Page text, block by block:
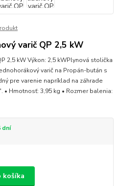
varič QP 2,5 kW
2,5 kW Výkon: 2,5 kWPlynová stolička
varič na Propán-bután s
pre varenie napríklad na záhrade
Hmotnosť: 3,95 kg • Rozmer balenia:
dní
košíka